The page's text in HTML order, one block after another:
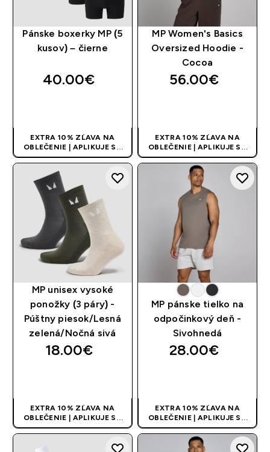
Pánske boxerky MP (5
kusov) – čierne
40.00€‎
EXTRA 10% ZĽAVA NA
OBLEČENIE | APLIKUJE SA
AUTOMATICKY PRI KÚPE 3
MP Women's Basics
Oversized Hoodie -
Cocoa
56.00€‎
EXTRA 10% ZĽAVA NA
OBLEČENIE | APLIKUJE SA
AUTOMATICKY PRI KÚPE 3
KS
MP unisex vysoké
ponožky (3 páry) -
Púštny piesok/Lesná
zelená/Nočná sivá
18.00€‎
EXTRA 10% ZĽAVA NA
OBLEČENIE | APLIKUJE SA
AUTOMATICKY PRI KÚPE 3
KS
MP pánske tielko na
odpočinkový deň -
Sivohnedá
28.00€‎
EXTRA 10% ZĽAVA NA
OBLEČENIE | APLIKUJE SA
AUTOMATICKY PRI KÚPE 3
KS